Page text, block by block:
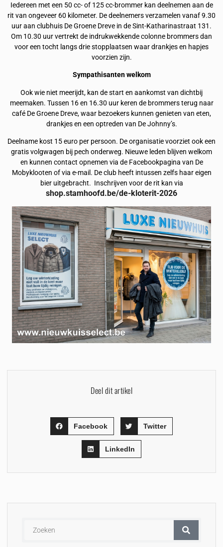
Iedereen met een 50 cc- of 125 cc-brommer kan deelnemen aan de
rit van ongeveer 60 kilometer. De deelnemers verzamelen vanaf 9.30
uur aan clubhuis De Groene Dreve in de Sint-Katharinastraat 131.
Om 10.30 uur vertrekt de indrukwekkende colonne brommers dan
voor een tocht langs drie stopplaatsen waar drankjes en hapjes
voorzien zijn.
Sympathisanten welkom
Ook wie niet meerijdt, kan de start en aankomst van dichtbij
meemaken. Tussen 16 en 16.30 uur keren de brommers terug naar
café De Groene Dreve, waar bezoekers kunnen genieten van eten,
drankjes en een optreden van De Johnny’s.
Deelname kost 15 euro per persoon. De organisatie voorziet ook een
gratis volgwagen bij pech onderweg. Nieuwe leden blijven welkom
en kunnen contact opnemen via de Facebookpagina van De
Mobyklooten of via e-mail. De club heeft intussen zelfs haar eigen
bier uitgebracht. Inschrijven voor de rit kan via
shop.stamhoofd.be/de-kloterit-2026
Deel dit artikel
Facebook Twitter
LinkedIn